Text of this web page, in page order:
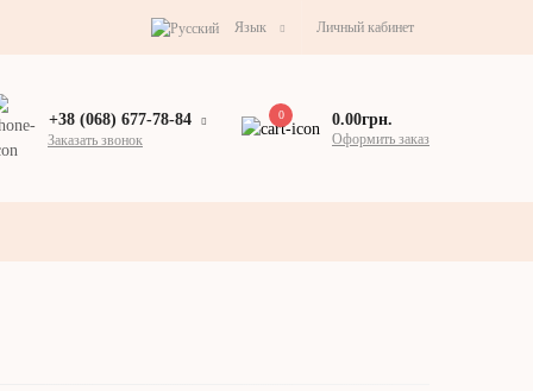
Язык Личный кабинет
+38 (068) 677-78-84
Заказать звонок
0 0.00грн.
Оформить заказ